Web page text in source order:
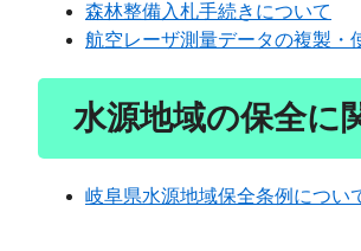
森林整備入札手続きについて
航空レーザ測量データの複製・
水源地域の保全に
岐阜県水源地域保全条例につい